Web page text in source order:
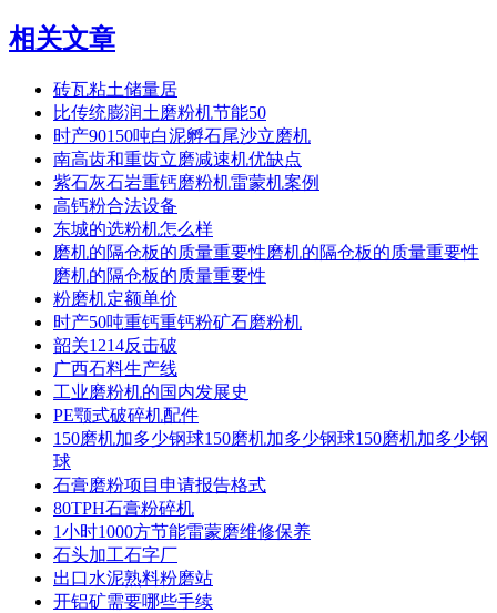
相关文章
砖瓦粘土储量居
比传统膨润土磨粉机节能50
时产90150吨白泥孵石尾沙立磨机
南高齿和重齿立磨减速机优缺点
紫石灰石岩重钙磨粉机雷蒙机案例
高钙粉合法设备
东城的选粉机怎么样
磨机的隔仓板的质量重要性磨机的隔仓板的质量重要性
磨机的隔仓板的质量重要性
粉磨机定额单价
时产50吨重钙重钙粉矿石磨粉机
韶关1214反击破
广西石料生产线
工业磨粉机的国内发展史
PE颚式破碎机配件
150磨机加多少钢球150磨机加多少钢球150磨机加多少钢
球
石膏磨粉项目申请报告格式
80TPH石膏粉碎机
1小时1000方节能雷蒙磨维修保养
石头加工石字厂
出口水泥熟料粉磨站
开铝矿需要哪些手续